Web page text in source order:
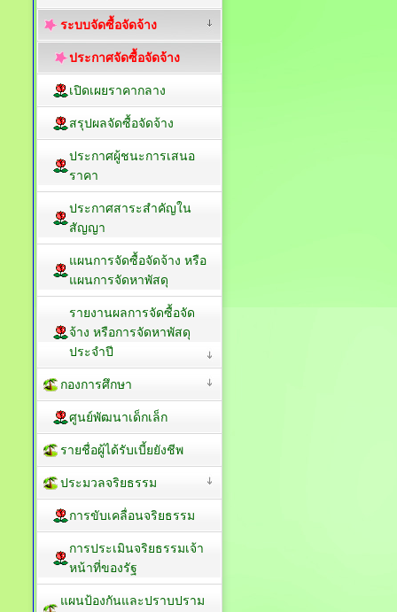
ระบบจัดซื้อจัดจ้าง
ประกาศจัดซื้อจัดจ้าง
เปิดเผยราคากลาง
สรุปผลจัดซื้อจัดจ้าง
ประกาศผู้ชนะการเสนอ
ราคา
ประกาศสาระสำคัญใน
สัญญา
แผนการจัดซื้อจัดจ้าง หรือ
แผนการจัดหาพัสดุ
รายงานผลการจัดซื้อจัด
จ้าง หรือการจัดหาพัสดุ
ประจำปี
กองการศึกษา
ศูนย์พัฒนาเด็กเล็ก
รายชื่อผู้ได้รับเบี้ยยังชีพ
ประมวลจริยธรรม
การขับเคลื่อนจริยธรรม
การประเมินจริยธรรมเจ้า
หน้าที่ของรัฐ
แผนป้องกันและปราบปราม